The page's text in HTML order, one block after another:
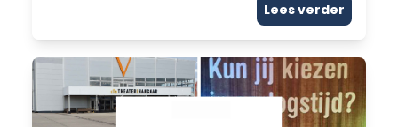
Lees verder